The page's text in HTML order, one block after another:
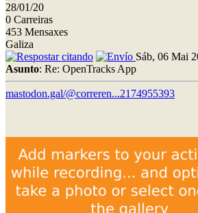
28/01/20
0 Carreiras
453 Mensaxes
Galiza
Sáb, 06 Mai
Asunto: Re: OpenTracks App
mastodon.gal/@correren...2174955393